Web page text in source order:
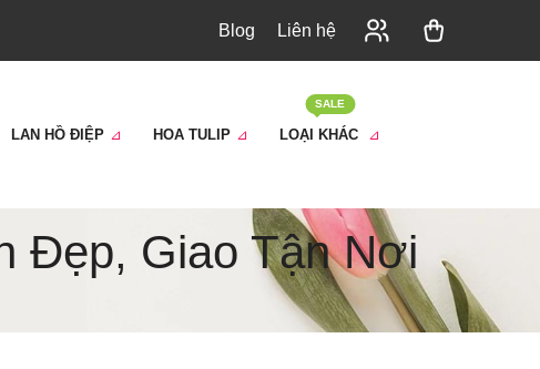
Blog Liên hệ
LAN HỒ ĐIỆP HOA TULIP LOẠI KHÁC
SALE
Đẹp, Giao Tận Nơi